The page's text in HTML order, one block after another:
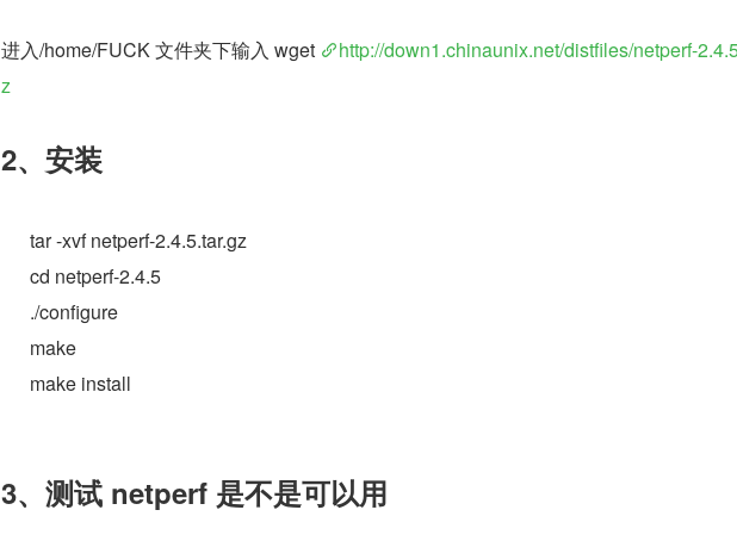
进入/home/FUCK 文件夹下输入 wget
http://down1.chinaunix.net/distfiles/netperf-
z
2、安装
      tar -xvf netperf-2.4.5.tar.gz
      cd netperf-2.4.5
      ./configure
      make
      make install
3、测试 netperf 是不是可以用